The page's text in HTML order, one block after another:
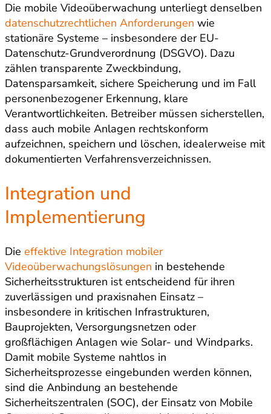
Die mobile Videoüberwachung unterliegt denselben
datenschutzrechtlichen Anforderungen wie
stationäre Systeme – insbesondere der EU-
Datenschutz-Grundverordnung (DSGVO). Dazu
zählen transparente Zweckbindung,
Datensparsamkeit, sichere Speicherung und im Fall
personenbezogener Erkennung, klare
Verantwortlichkeiten. Betreiber müssen sicherstellen,
dass auch mobile Anlagen rechtskonform
aufzeichnen, speichern und löschen, idealerweise mit
dokumentierten Verfahrensverzeichnissen.
Integration und
Implementierung
Die effektive Integration mobiler
Videoüberwachungslösungen in bestehende
Sicherheitsstrukturen ist entscheidend für ihren
zuverlässigen und praxisnahen Einsatz –
insbesondere in kritischen Infrastrukturen,
Bauprojekten, Versorgungsnetzen oder
großflächigen Anlagen wie Solar- und Windparks.
Damit mobile Systeme nahtlos in
Sicherheitsprozesse eingebunden werden können,
sind die Anbindung an bestehende
Sicherheitszentralen (SOC), der Einsatz von Mobile